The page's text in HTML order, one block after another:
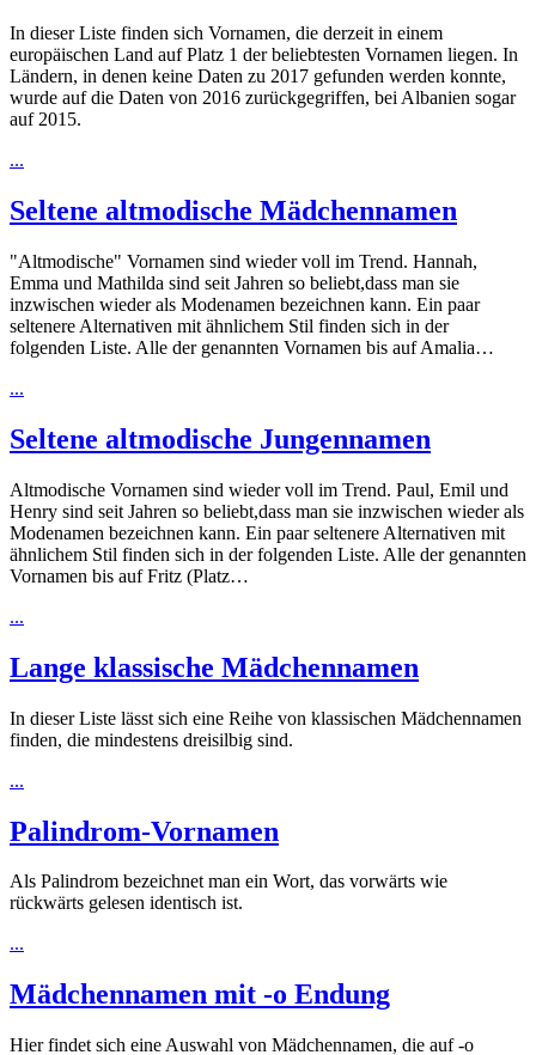
In dieser Liste finden sich Vornamen, die derzeit in einem
europäischen Land auf Platz 1 der beliebtesten Vornamen liegen. In
Ländern, in denen keine Daten zu 2017 gefunden werden konnte,
wurde auf die Daten von 2016 zurückgegriffen, bei Albanien sogar
auf 2015.
...
Seltene altmodische Mädchennamen
"Altmodische" Vornamen sind wieder voll im Trend. Hannah,
Emma und Mathilda sind seit Jahren so beliebt,dass man sie
inzwischen wieder als Modenamen bezeichnen kann. Ein paar
seltenere Alternativen mit ähnlichem Stil finden sich in der
folgenden Liste. Alle der genannten Vornamen bis auf Amalia…
...
Seltene altmodische Jungennamen
Altmodische Vornamen sind wieder voll im Trend. Paul, Emil und
Henry sind seit Jahren so beliebt,dass man sie inzwischen wieder als
Modenamen bezeichnen kann. Ein paar seltenere Alternativen mit
ähnlichem Stil finden sich in der folgenden Liste. Alle der genannten
Vornamen bis auf Fritz (Platz…
...
Lange klassische Mädchennamen
In dieser Liste lässt sich eine Reihe von klassischen Mädchennamen
finden, die mindestens dreisilbig sind.
...
Palindrom-Vornamen
Als Palindrom bezeichnet man ein Wort, das vorwärts wie
rückwärts gelesen identisch ist.
...
Mädchennamen mit -o Endung
Hier findet sich eine Auswahl von Mädchennamen, die auf -o